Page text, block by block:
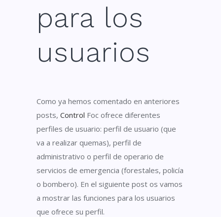
para los
usuarios
Como ya hemos comentado en anteriores
posts, Control Foc ofrece diferentes
perfiles de usuario: perfil de usuario (que
va a realizar quemas), perfil de
administrativo o perfil de operario de
servicios de emergencia (forestales, policía
o bombero). En el siguiente post os vamos
a mostrar las funciones para los usuarios
que ofrece su perfil.